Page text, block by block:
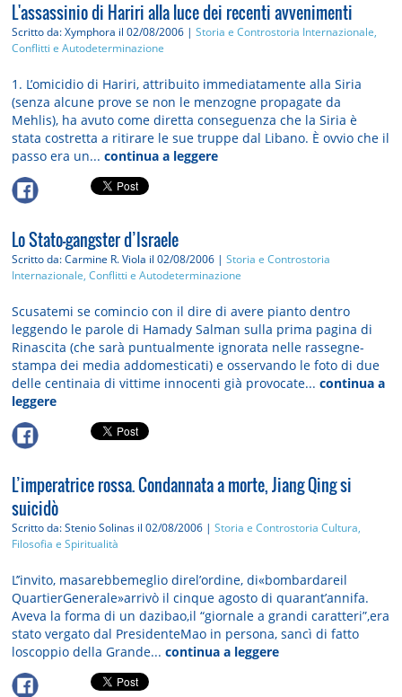
L'assassinio di Hariri alla luce dei recenti avvenimenti
Scritto da: Xymphora il 02/08/2006 |Storia e Controstoria Internazionale,
Conflitti e Autodeterminazione
1. L’omicidio di Hariri, attribuito immediatamente alla Siria
(senza alcune prove se non le menzogne propagate da
Mehlis), ha avuto come diretta conseguenza che la Siria è
stata costretta a ritirare le sue truppe dal Libano. È ovvio che il
passo era un...continua a leggere
Lo Stato-gangster d’Israele
Scritto da: Carmine R. Viola il 02/08/2006 |Storia e Controstoria
Internazionale, Conflitti e Autodeterminazione
Scusatemi se comincio con il dire di avere pianto dentro
leggendo le parole di Hamady Salman sulla prima pagina di
Rinascita (che sarà puntualmente ignorata nelle rassegne-
stampa dei media addomesticati) e osservando le foto di due
delle centinaia di vittime innocenti già provocate...continua a
leggere
L’imperatrice rossa. Condannata a morte, Jiang Qing si
suicidò
Scritto da: Stenio Solinas il 02/08/2006 |Storia e Controstoria Cultura,
Filosofia e Spiritualità
L’’invito, masarebbemeglio direl’ordine, di«bombardareil
QuartierGenerale»arrivò il cinque agosto di quarant’annifa.
Aveva la forma di un dazibao,il “giornale a grandi caratteri”,era
stato vergato dal PresidenteMao in persona, sancì di fatto
loscoppio della Grande...continua a leggere